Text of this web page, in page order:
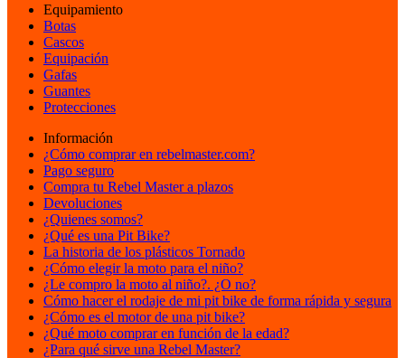
Equipamiento
Botas
Cascos
Equipación
Gafas
Guantes
Protecciones
Información
¿Cómo comprar en rebelmaster.com?
Pago seguro
Compra tu Rebel Master a plazos
Devoluciones
¿Quienes somos?
¿Qué es una Pit Bike?
La historia de los plásticos Tornado
¿Cómo elegir la moto para el niño?
¿Le compro la moto al niño?. ¿O no?
Cómo hacer el rodaje de mi pit bike de forma rápida y segura
¿Cómo es el motor de una pit bike?
¿Qué moto comprar en función de la edad?
¿Para qué sirve una Rebel Master?